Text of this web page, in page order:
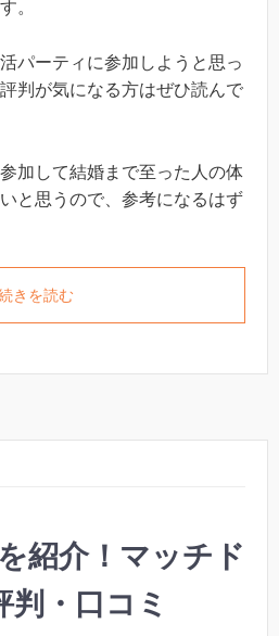
。
パーティに参加しようと思っ
判が気になる方はぜひ読んで
加して結婚まで至った人の体
と思うので、参考になるはず
きを読む
紹介！マッチド
判・口コミ